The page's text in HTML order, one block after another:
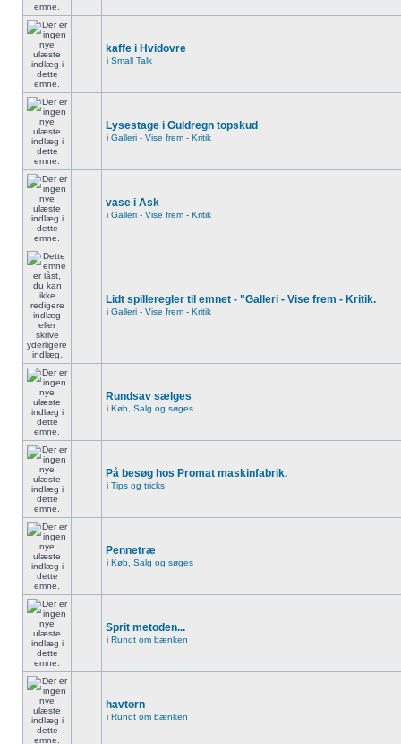
kaffe i Hvidovre
i Small Talk
Lysestage i Guldregn topskud
i Galleri - Vise frem - Kritik
vase i Ask
i Galleri - Vise frem - Kritik
Lidt spilleregler til emnet - "Galleri - Vise frem - Kritik.
i Galleri - Vise frem - Kritik
Rundsav sælges
i Køb, Salg og søges
På besøg hos Promat maskinfabrik.
i Tips og tricks
Pennetræ
i Køb, Salg og søges
Sprit metoden...
i Rundt om bænken
havtorn
i Rundt om bænken